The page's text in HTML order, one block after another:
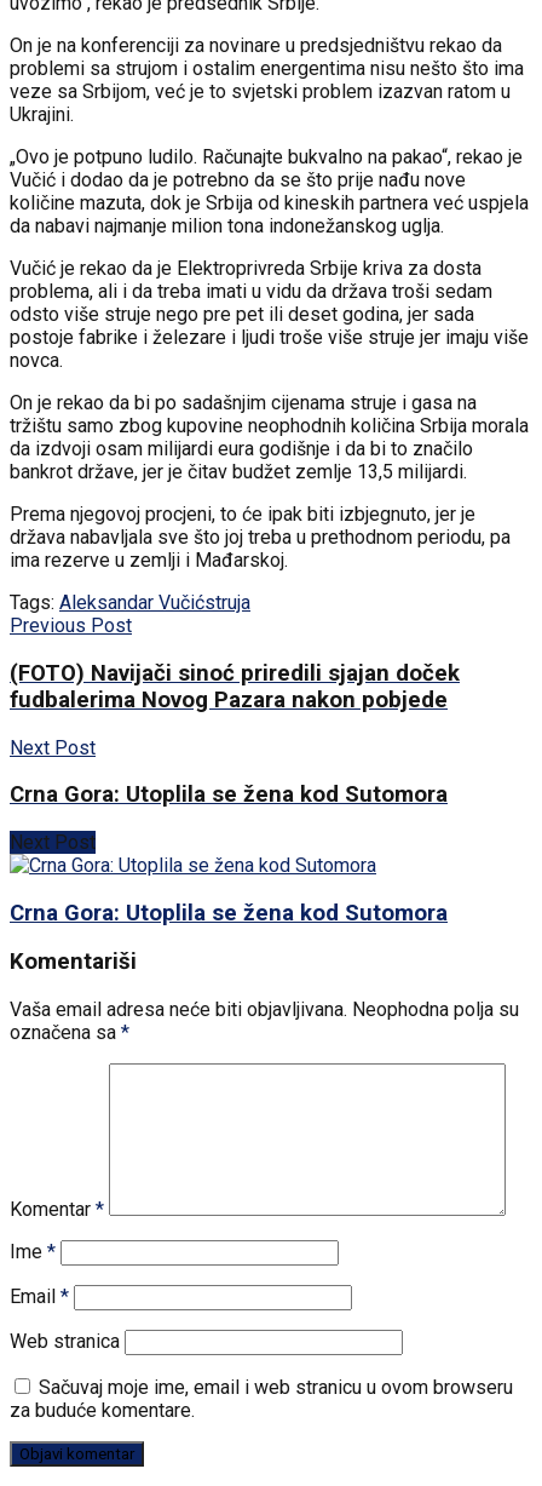
On je na konferenciji za novinare u predsjedništvu rekao da
problemi sa strujom i ostalim energentima nisu nešto što ima
veze sa Srbijom, već je to svjetski problem izazvan ratom u
Ukrajini.
„Ovo je potpuno ludilo. Računajte bukvalno na pakao“, rekao je
Vučić i dodao da je potrebno da se što prije nađu nove
količine mazuta, dok je Srbija od kineskih partnera već uspjela
da nabavi najmanje milion tona indonežanskog uglja.
Vučić je rekao da je Elektroprivreda Srbije kriva za dosta
problema, ali i da treba imati u vidu da država troši sedam
odsto više struje nego pre pet ili deset godina, jer sada
postoje fabrike i železare i ljudi troše više struje jer imaju više
novca.
On je rekao da bi po sadašnjim cijenama struje i gasa na
tržištu samo zbog kupovine neophodnih količina Srbija morala
da izdvoji osam milijardi eura godišnje i da bi to značilo
bankrot države, jer je čitav budžet zemlje 13,5 milijardi.
Prema njegovoj procjeni, to će ipak biti izbjegnuto, jer je
država nabavljala sve što joj treba u prethodnom periodu, pa
ima rezerve u zemlji i Mađarskoj.
Tags: Aleksandar Vučićstruja
Previous Post
(FOTO) Navijači sinoć priredili sjajan doček
fudbalerima Novog Pazara nakon pobjede
Next Post
Crna Gora: Utoplila se žena kod Sutomora
Next Post
Crna Gora: Utoplila se žena kod Sutomora
Komentariši
Vaša email adresa neće biti objavljivana. Neophodna polja su
označena sa *
Komentar *
Ime *
Email *
Web stranica
Sačuvaj moje ime, email i web stranicu u ovom browseru
za buduće komentare.